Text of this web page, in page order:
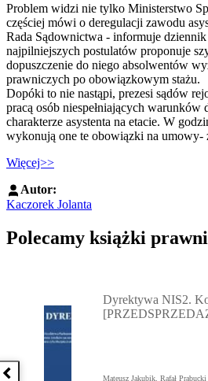
Problem widzi nie tylko Ministerstwo
częściej mówi o deregulacji zawodu
Rada Sądownictwa - informuje
najpilniejszych postulatów proponuje
dopuszczenie do niego absolwentów
prawniczych po obowiązkowym stażu.
Dopóki to nie nastąpi, prezesi sądów
pracą osób niespełniających warunków
charakterze asystenta na etacie. W
wykonują one te obowiązki na umowy-
Więcej>>
Autor:
Kaczorek Jolanta
Polecamy książki
Poprzednia książka
Dyrektywa NIS2.
Mateusz Jakubik, Rafał Prabucki